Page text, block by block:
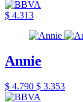
$ 4.313
Annie
$ 4.790 $ 3.353